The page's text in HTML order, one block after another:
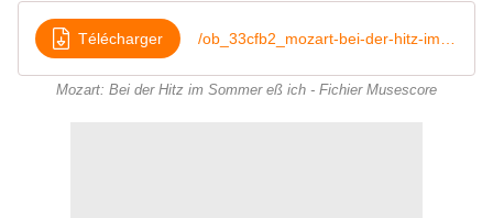
Télécharger
Mozart: Bei der Hitz im Sommer eß ich - Fichier Musescore